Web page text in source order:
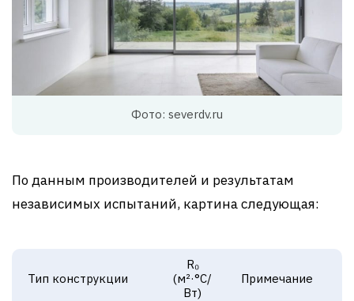
Фото: severdv.ru
По данным производителей и результатам
независимых испытаний, картина следующая:
Тип конструкции
R₀
(м²·°С/
Вт)
Примечание